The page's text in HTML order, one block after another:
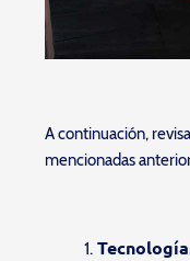
A continuación,
mencionadas